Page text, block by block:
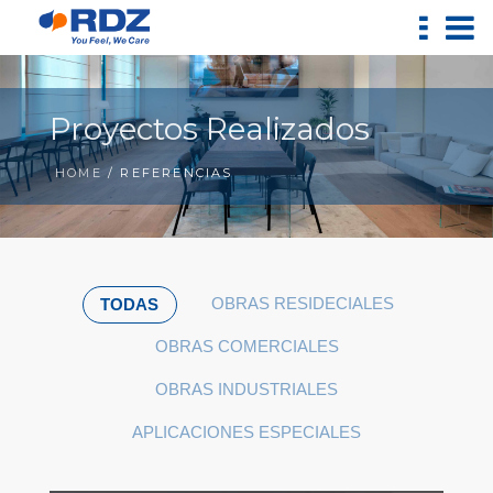
Proyectos Realizados
HOME / REFERENCIAS
TODAS OBRAS RESIDECIALES
OBRAS COMERCIALES
OBRAS INDUSTRIALES
APLICACIONES ESPECIALES